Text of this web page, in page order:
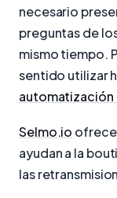
necesario
preguntas de
mismo tiempo.
sentido utilizar
automatización
Selmo.io ofrece
ayudan a la
las